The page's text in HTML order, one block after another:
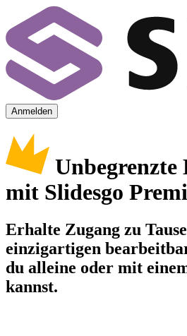
Anmelden
mit Slidesgo
Erhalte Zugang zu
einzigartigen
du alleine oder mit
kannst.